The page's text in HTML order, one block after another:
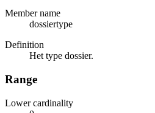
Member name
dossiertype
Definition
Het type dossier.
Range
Lower cardinality